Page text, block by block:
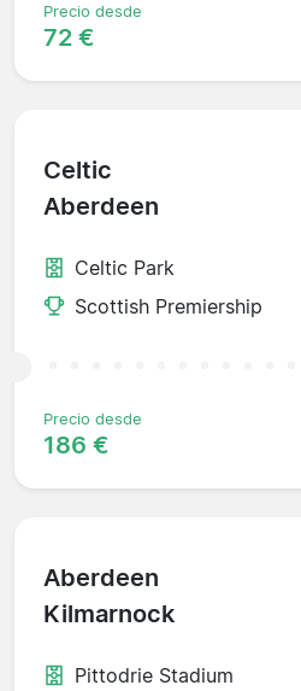
Precio desde
72 €
Celtic
Aberdeen
Celtic Park
Scottish Premiership
Precio desde
186 €
Aberdeen
Kilmarnock
Pittodrie Stadium